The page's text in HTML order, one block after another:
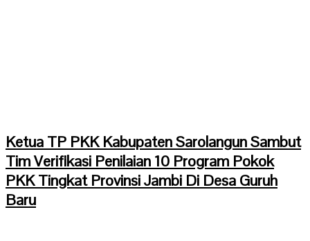
Ketua TP PKK Kabupaten Sarolangun Sambut
Tim Verifikasi Penilaian 10 Program Pokok
PKK Tingkat Provinsi Jambi Di Desa Guruh
Baru